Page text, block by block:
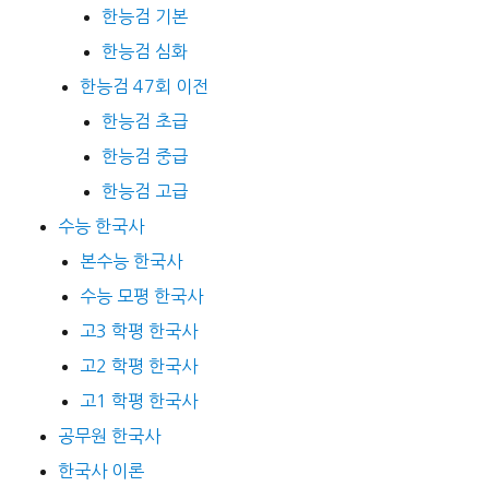
한능검 기본
한능검 심화
한능검 47회 이전
한능검 초급
한능검 중급
한능검 고급
수능 한국사
본수능 한국사
수능 모평 한국사
고3 학평 한국사
고2 학평 한국사
고1 학평 한국사
공무원 한국사
한국사 이론